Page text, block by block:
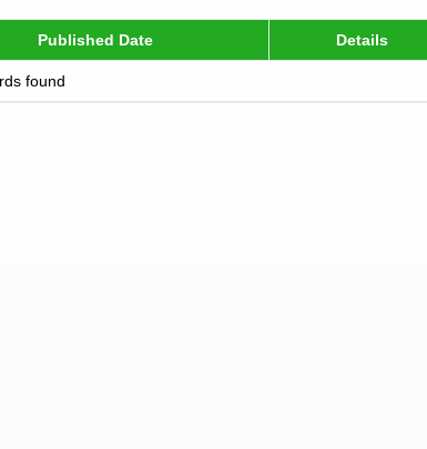
Published Date Details
found